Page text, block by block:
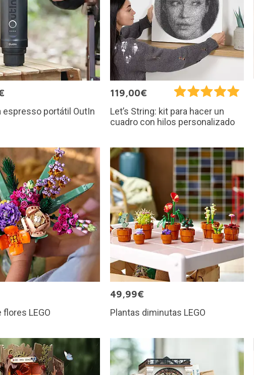
espresso portátil OutIn
119,00€
Let’s String: kit para hacer un
cuadro con hilos personalizado
flores LEGO
49,99€
Plantas diminutas LEGO